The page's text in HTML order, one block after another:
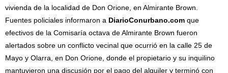
vivienda de la localidad de Don Orione, en Almirante Brown.
Fuentes policiales informaron a DiarioConurbano.com que
efectivos de la Comisaría octava de Almirante Brown fueron
alertados sobre un conflicto vecinal que ocurrió en la calle 25 de
Mayo y Olarra, en Don Orione, donde el propietario y su inquilino
mantuvieron una discusión por el pago del alquiler y terminó con